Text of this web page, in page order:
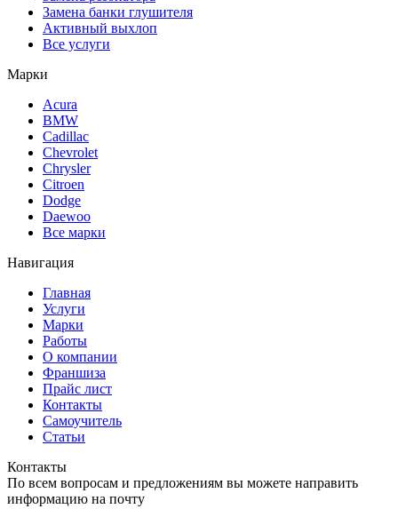
Замена банки глушителя
Активный выхлоп
Все услуги
Марки
Acura
BMW
Cadillac
Chevrolet
Chrysler
Citroen
Dodge
Daewoo
Все марки
Навигация
Главная
Услуги
Марки
Работы
О компании
Франшиза
Прайс лист
Контакты
Самоучитель
Статьи
Контакты
По всем вопросам и предложениям вы можете направить
информацию на почту